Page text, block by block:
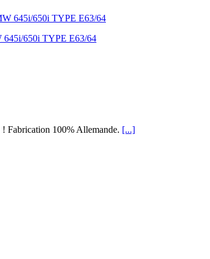
645i/650i TYPE E63/64
Fabrication 100% Allemande. [...]